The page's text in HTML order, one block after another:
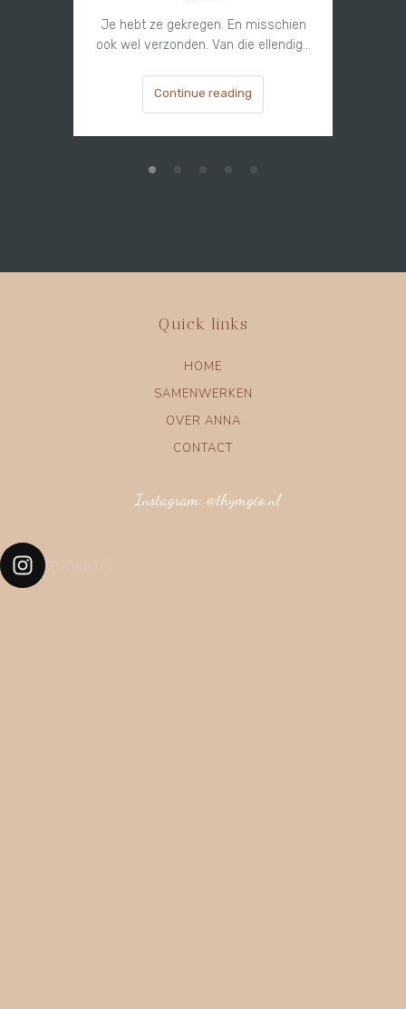
Je hebt ze gekregen. En misschien
ook wel verzonden. Van die ellendig…
Continue reading
Quick links
HOME
SAMENWERKEN
OVER ANNA
CONTACT
Instagram: @thymgio.nl
thymgio.nl